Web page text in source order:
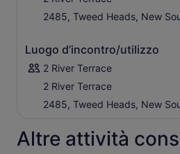
2485, Tweed Heads, New
Luogo d’incontro/utilizzo
2 River Terrace
2 River Terrace
2485, Tweed Heads, New
Altre attività